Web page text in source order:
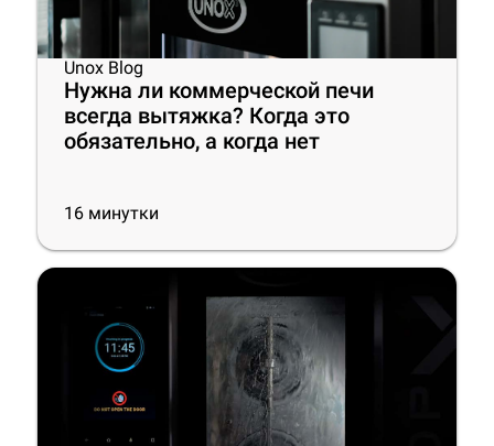
Unox Blog
Нужна ли коммерческой печи
всегда вытяжка? Когда это
обязательно, а когда нет
16 минутки